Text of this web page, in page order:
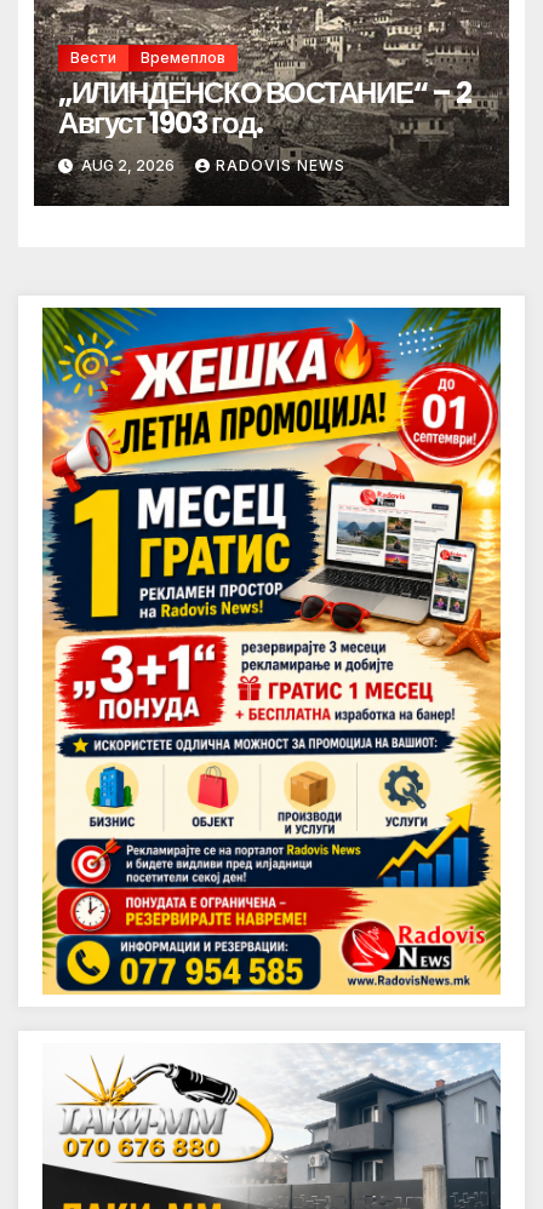
Вести Времеплов
„ИЛИНДЕНСКО ВОСТАНИЕ“ – 2
Август 1903 год.
AUG 2, 2026 RADOVIS NEWS